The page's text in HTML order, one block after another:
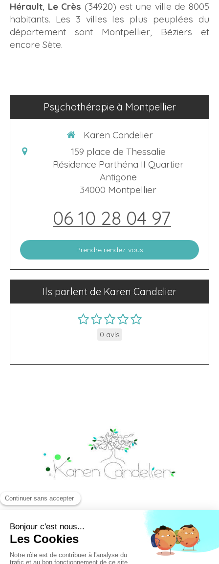
Hérault, Le Crès (34920) est une ville de 8005
habitants. Les 3 villes les plus peuplées du
département sont Montpellier, Béziers et
encore Sète.
Psychothérapie à Montpellier
Karen Candelier
159 place de Thessalie
Résidence Parthéna II Quartier
Antigone
34000 Montpellier
06 10 28 04 97
Prendre rendez-vous
Ils parlent de Karen Candelier
0 avis
Psychologue & psychothérapeute à Montpellier.
159 place de Thessalie
Résidence Parthéna II Quartier Antigone
34000 Montpellier